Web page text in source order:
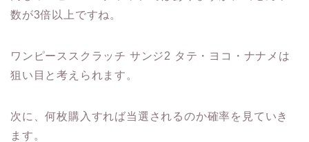
数が3倍以上ですね。
ワンピーススクラッチ サンジ2 タテ・ヨコ・ナナメは
狙い目と考えられます。
次に、何枚購入すれば当選されるのか確率を見ていき
ます。